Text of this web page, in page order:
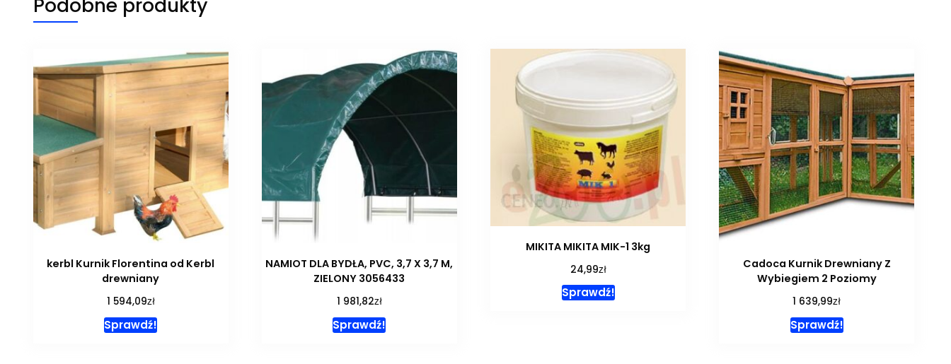
kerbl Kurnik Florentina od Kerbl
drewniany
1 594,09zł
Sprawdź!
NAMIOT DLA BYDŁA, PVC, 3,7 X 3,7 M,
ZIELONY 3056433
1 981,82zł
Sprawdź!
MIKITA MIKITA MIK-1 3kg
24,99zł
Sprawdź!
Cadoca Kurnik Drewniany Z
Wybiegiem 2 Poziomy
1 639,99zł
Sprawdź!